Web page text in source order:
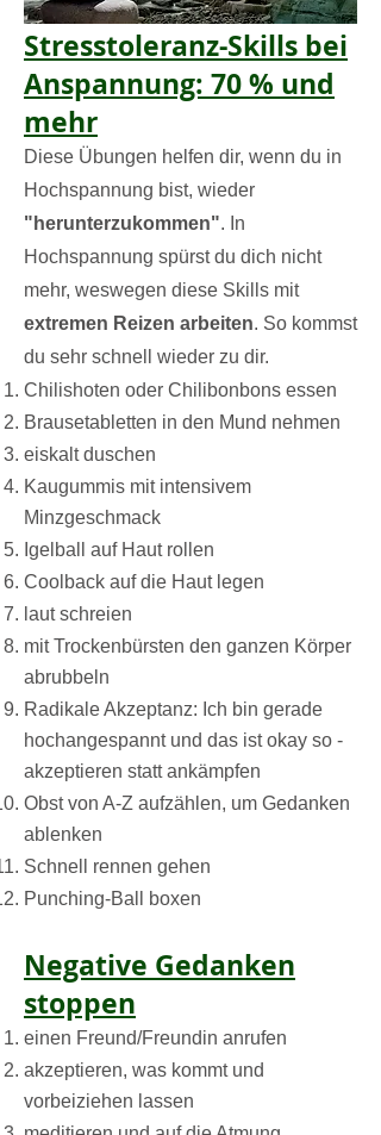
Stresstoleranz-Skills bei
Anspannung: 70 % und
mehr
Diese Übungen helfen dir, wenn du in
Hochspannung bist, wieder
"herunterzukommen". In
Hochspannung spürst du dich nicht
mehr, weswegen diese Skills mit
extremen Reizen arbeiten. So kommst
du sehr schnell wieder zu dir.
Chilishoten oder Chilibonbons essen
Brausetabletten in den Mund nehmen
eiskalt duschen
Kaugummis mit intensivem
Minzgeschmack
Igelball auf Haut rollen
Coolback auf die Haut legen
laut schreien
mit Trockenbürsten den ganzen Körper
abrubbeln
Radikale Akzeptanz: Ich bin gerade
hochangespannt und das ist okay so -
akzeptieren statt ankämpfen
Obst von A-Z aufzählen, um Gedanken
ablenken
Schnell rennen gehen
Punching-Ball boxen
Negative Gedanken
stoppen
einen Freund/Freundin anrufen
akzeptieren, was kommt und
vorbeiziehen lassen